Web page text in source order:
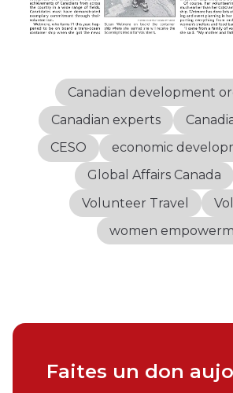
Canadian development
Canadian experts
CESO
economic
Global Affairs Canada
Volunteer Travel
women
Faites un don